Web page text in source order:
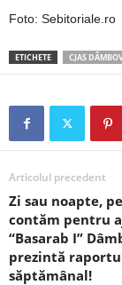
Foto: Sebitoriale.ro
ETICHETE CJAS
Articolul precedent
Zi sau noapte,
contăm pentru
“Basarab I”
prezintă
săptămânal!